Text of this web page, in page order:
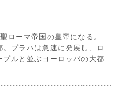
ローマ帝国の皇帝になる。
プラハは急速に発展し、ロ
ルと並ぶヨーロッパの大都